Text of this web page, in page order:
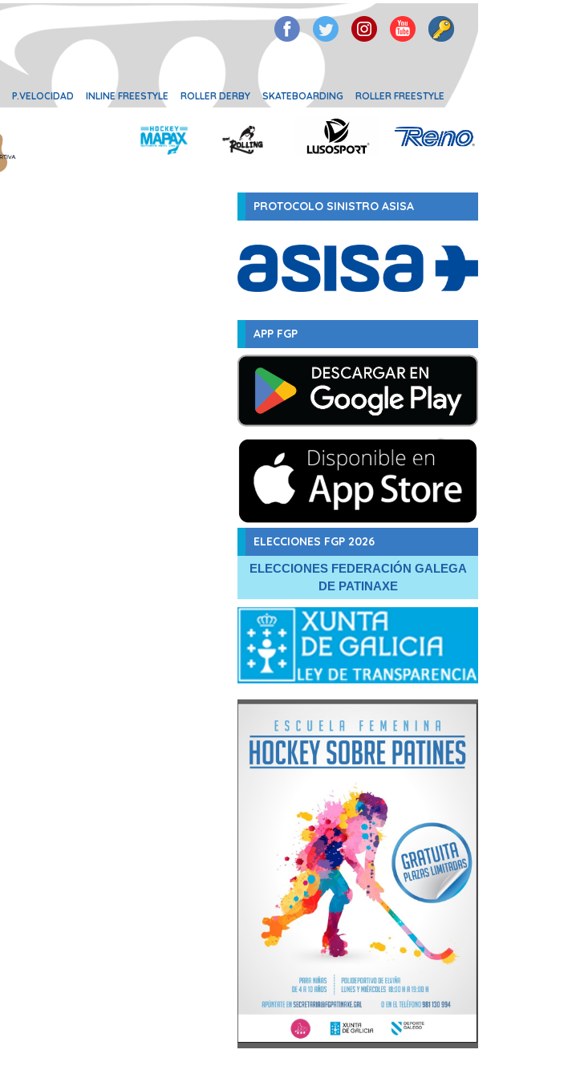
P.VELOCIDAD INLINE FREESTYLE ROLLER DERBY SKATEBOARDING ROLLER FREESTYLE
PROTOCOLO SINISTRO ASISA
APP FGP
ELECCIONES FGP 2026
ELECCIONES FEDERACIÓN GALEGA
DE PATINAXE